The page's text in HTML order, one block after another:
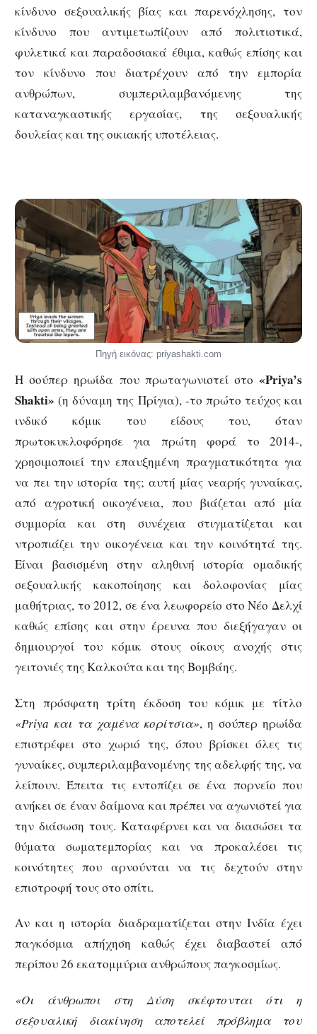
κίνδυνο σεξουαλικής βίας και παρενόχλησης, τον
κίνδυνο που αντιμετωπίζουν από πολιτιστικά,
φυλετικά και παραδοσιακά έθιμα, καθώς επίσης και
τον κίνδυνο που διατρέχουν από την εμπορία
ανθρώπων, συμπεριλαμβανόμενης της
καταναγκαστικής εργασίας, της σεξουαλικής
δουλείας και της οικιακής υποτέλειας.
Πηγή εικόνας: priyashakti.com
Η σούπερ ηρωίδα που πρωταγωνιστεί στο «Priya’s
Shakti» (η δύναμη της Πρίγια), -το πρώτο τεύχος και
ινδικό κόμικ του είδους του, όταν
πρωτοκυκλοφόρησε για πρώτη φορά το 2014-,
χρησιμοποιεί την επαυξημένη πραγματικότητα για
να πει την ιστορία της; αυτή μίας νεαρής γυναίκας,
από αγροτική οικογένεια, που βιάζεται από μία
συμμορία και στη συνέχεια στιγματίζεται και
ντροπιάζει την οικογένεια και την κοινότητά της.
Είναι βασισμένη στην αληθινή ιστορία ομαδικής
σεξουαλικής κακοποίησης και δολοφονίας μίας
μαθήτριας, το 2012, σε ένα λεωφορείο στο Νέο Δελχί
καθώς επίσης και στην έρευνα που διεξήγαγαν οι
δημιουργοί του κόμικ στους οίκους ανοχής στις
γειτονιές της Καλκούτα και της Βομβάης.
Στη πρόσφατη τρίτη έκδοση του κόμικ με τίτλο
«Priya και τα χαμένα κορίτσια», η σούπερ ηρωίδα
επιστρέφει στο χωριό της, όπου βρίσκει όλες τις
γυναίκες, συμπεριλαμβανομένης της αδελφής της, να
λείπουν. Έπειτα τις εντοπίζει σε ένα πορνείο που
ανήκει σε έναν δαίμονα και πρέπει να αγωνιστεί για
την διάσωση τους. Καταφέρνει και να διασώσει τα
θύματα σωματεμπορίας και να προκαλέσει τις
κοινότητες που αρνούνται να τις δεχτούν στην
επιστροφή τους στο σπίτι.
Αν και η ιστορία διαδραματίζεται στην Ινδία έχει
παγκόσμια απήχηση καθώς έχει διαβαστεί από
περίπου 26 εκατομμύρια ανθρώπους παγκοσμίως.
«Οι άνθρωποι στη Δύση σκέφτονται ότι η
σεξουαλική διακίνηση αποτελεί πρόβλημα του